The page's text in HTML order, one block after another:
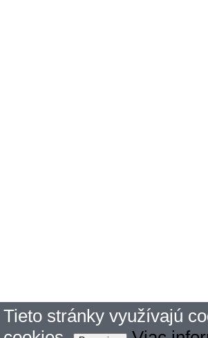
Tieto stránky využívajú